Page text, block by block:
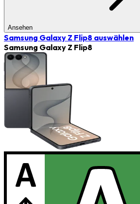
Ansehen
Samsung Galaxy Z Flip8 auswählen
Samsung Galaxy Z Flip8